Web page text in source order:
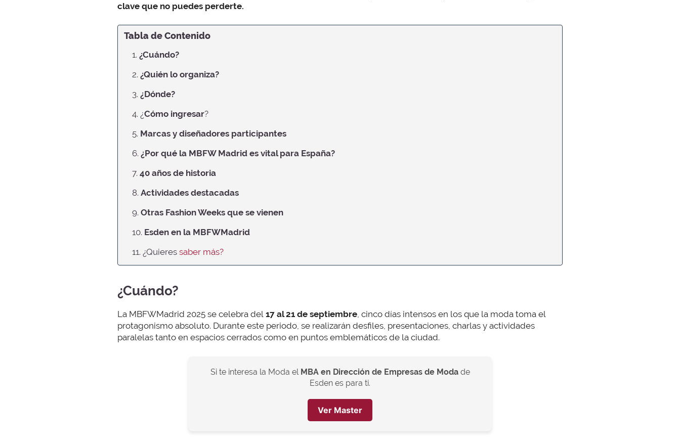
clave que no puedes perderte.
Tabla de Contenido
1. ¿Cuándo?
2. ¿Quién lo organiza?
3. ¿Dónde?
4. ¿Cómo ingresar?
5. Marcas y diseñadores participantes
6. ¿Por qué la MBFW Madrid es vital para España?
7. 40 años de historia
8. Actividades destacadas
9. Otras Fashion Weeks que se vienen
10. Esden en la MBFWMadrid
11. ¿Quieres saber más?
¿Cuándo?
La MBFWMadrid 2025 se celebra del 17 al 21 de septiembre, cinco días intensos en los que la moda toma el
protagonismo absoluto. Durante este periodo, se realizarán desfiles, presentaciones, charlas y actividades
paralelas tanto en espacios cerrados como en puntos emblemáticos de la ciudad.
Si te interesa la Moda el MBA en Dirección de Empresas de Modade
Esden es para ti.
Ver Master